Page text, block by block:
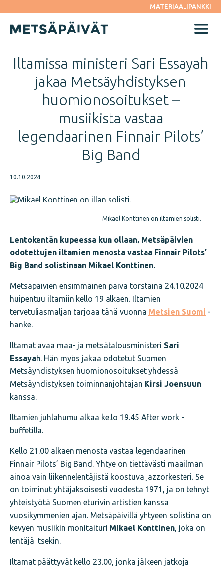
suoraan
MATERIAALIPANKKI
Menu
Iltamissa ministeri Sari Essayah
jakaa Metsäyhdistyksen
huomionosoitukset –
musiikista vastaa
legendaarinen Finnair Pilots’
Big Band
10.10.2024
Mikael Konttinen on iltamien solisti.
Lentokentän kupeessa kun ollaan, Metsäpäivien
odotettujen iltamien menosta vastaa Finnair Pilots’
Big Band solistinaan Mikael Konttinen.
Metsäpäivien ensimmäinen päivä torstaina 24.10.2024
huipentuu iltamiin kello 19 alkaen. Iltamien
tervetuliasmaljan tarjoaa tänä vuonna Metsien Suomi -
hanke.
Iltamat avaa maa- ja metsätalousministeri Sari
Essayah. Hän myös jakaa odotetut Suomen
Metsäyhdistyksen huomionosoitukset yhdessä
Metsäyhdistyksen toiminnanjohtajan Kirsi Joensuun
kanssa.
Iltamien juhlahumu alkaa kello 19.45 After work -
buffetilla.
Kello 21.00 alkaen menosta vastaa legendaarinen
Finnair Pilots’ Big Band. Yhtye on tiettävästi maailman
ainoa vain liikennelentäjistä koostuva jazzorkesteri. Se
on toiminut yhtäjaksoisesti vuodesta 1971, ja on tehnyt
yhteistyötä Suomen eturivin artistien kanssa
vuosikymmenien ajan. Metsäpäivillä yhtyeen solistina on
kevyen musiikin monitaituri Mikael Konttinen, joka on
lentäjä itsekin.
Iltamat päättyvät kello 23.00, jonka jälkeen jatkoja